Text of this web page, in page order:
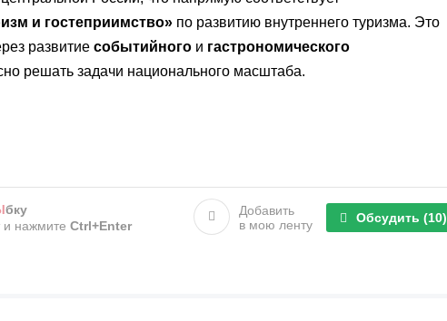
и гостеприимство» по развитию внутреннего туризма. Это
развитие событийного и гастрономического
решать задачи национального масштаба.
бку
и нажмите Ctrl+Enter
Добавить
в мою ленту
Обсудить (10)